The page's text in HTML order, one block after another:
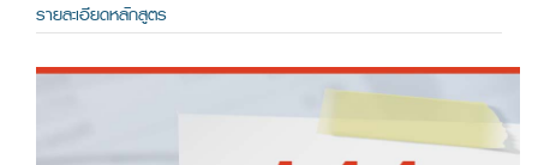
รายละเอียดหลักสูตร